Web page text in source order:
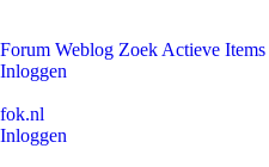
Forum Weblog Zoek Actieve Items
Inloggen
fok.nl
Inloggen